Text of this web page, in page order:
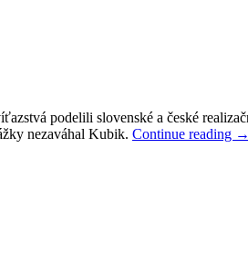
podelili slovenské a české
nezaváhal Kubik. Continue reading →